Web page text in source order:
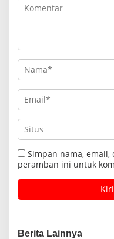
Simpan nama, email,
peramban ini untuk
Berita Lainnya